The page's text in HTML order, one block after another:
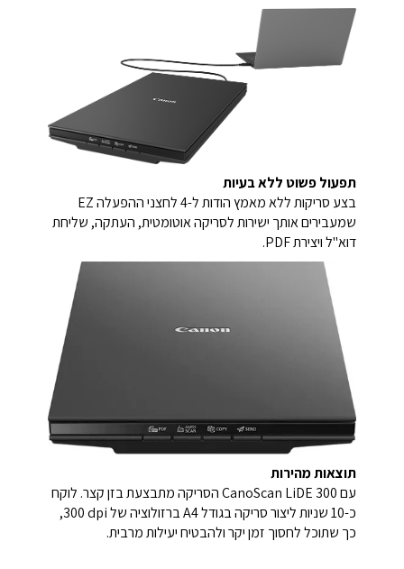
תפעול פשוט ללא בעיות
בצע סריקות ללא מאמץ הודות ל-4 לחצני ההפעלה EZ
שמעבירים אותך ישירות לסריקה אוטומטית, העתקה, שליחת
דוא"ל ויצירת PDF.
תוצאות מהירות
עם CanoScan LiDE 300 הסריקה מתבצעת בזן קצר. לוקח
כ-10 שניות ליצור סריקה בגודל A4 ברזולוציה של ‎300 dpi,
כך שתוכל לחסוך זמן יקר ולהבטיח יעילות מרבית.